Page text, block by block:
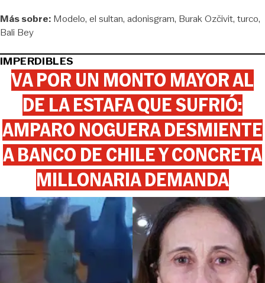
Más sobre: Modelo el sultan adonisgram Burak Ozčivit turco
Bali Bey
IMPERDIBLES
VA POR UN MONTO MAYOR AL
DE LA ESTAFA QUE SUFRIÓ:
AMPARO NOGUERA DESMIENTE
A BANCO DE CHILE Y CONCRETA
MILLONARIA DEMANDA